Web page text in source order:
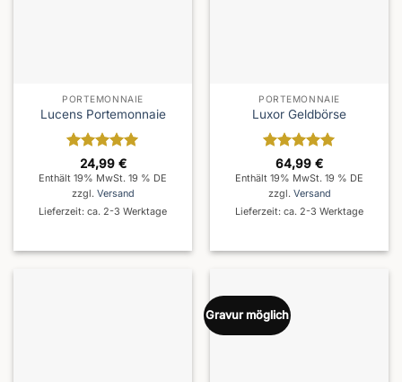
PORTEMONNAIE
Lucens Portemonnaie
Bewertet
mit5von
5
24,99 €
Enthält 19% MwSt. 19 % DE
zzgl. Versand
Lieferzeit: ca. 2-3 Werktage
PORTEMONNAIE
Luxor Geldbörse
Bewertet
mit5von
5
64,99 €
Enthält 19% MwSt. 19 % DE
zzgl. Versand
Lieferzeit: ca. 2-3 Werktage
Gravur möglich